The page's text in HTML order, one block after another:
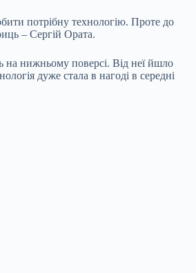
потрібну технологію. Проте до
– Сергій Ората.
на нижньому поверсі. Від неї йшло
дуже стала в нагоді в середні